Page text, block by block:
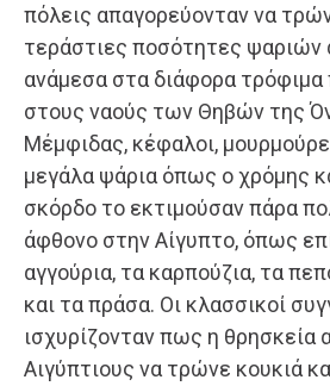
πόλεις απαγορεύονταν να
τεράστιες ποσότητες ψαριών
ανάμεσα στα διάφορα τρόφιμα
στους ναούς των Θηβών της
Μέμφιδας, κέφαλοι,
μεγάλα ψάρια όπως ο χρόμης
σκόρδο το εκτιμούσαν πάρα
άφθονο στην Αίγυπτο, όπως
αγγούρια, τα καρπούζια, τα
και τα πράσα. Οι κλασσικοί
ισχυρίζονταν πως η θρησκεία
Αιγύπτιους να τρώνε κουκιά